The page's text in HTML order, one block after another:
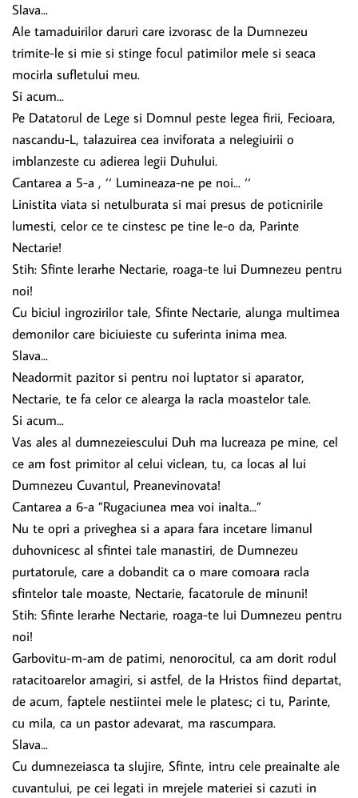
Slava...
Ale tamaduirilor daruri care izvorasc de la Dumnezeu
trimite-le si mie si stinge focul patimilor mele si seaca
mocirla sufletului meu.
Si acum...
Pe Datatorul de Lege si Domnul peste legea firii, Fecioara,
nascandu-L, talazuirea cea inviforata a nelegiuirii o
imblanzeste cu adierea legii Duhului.
Cantarea a 5-a , ‘‘ Lumineaza-ne pe noi... ‘‘
Linistita viata si netulburata si mai presus de poticnirile
lumesti, celor ce te cinstesc pe tine le-o da, Parinte
Nectarie!
Stih: Sfinte lerarhe Nectarie, roaga-te Iui Dumnezeu pentru
noi!
Cu biciul ingrozirilor tale, Sfinte Nectarie, alunga multimea
demonilor care biciuieste cu suferinta inima mea.
Slava...
Neadormit pazitor si pentru noi luptator si aparator,
Nectarie, te fa celor ce alearga Ia racla moastelor tale.
Si acum...
Vas ales al dumnezeiescului Duh ma lucreaza pe mine, cel
ce am fost primitor al celui viclean, tu, ca locas al lui
Dumnezeu Cuvantul, Preanevinovata!
Cantarea a 6-a ”Rugaciunea mea voi inalta...”
Nu te opri a priveghea si a apara fara incetare limanul
duhovnicesc al sfintei tale manastiri, de Dumnezeu
purtatorule, care a dobandit ca o mare comoara racla
sfintelor tale moaste, Nectarie, facatorule de minuni!
Stih: Sfinte lerarhe Nectarie, roaga-te lui Dumnezeu pentru
noi!
Garbovitu-m-am de patimi, nenorocitul, ca am dorit rodul
ratacitoarelor amagiri, si astfel, de la Hristos fiind departat,
de acum, faptele nestiintei mele le platesc; ci tu, Parinte,
cu mila, ca un pastor adevarat, ma rascumpara.
Slava...
Cu dumnezeiasca ta slujire, Sfinte, intru cele preainalte ale
cuvantului, pe cei legati in mrejele materiei si cazuti in